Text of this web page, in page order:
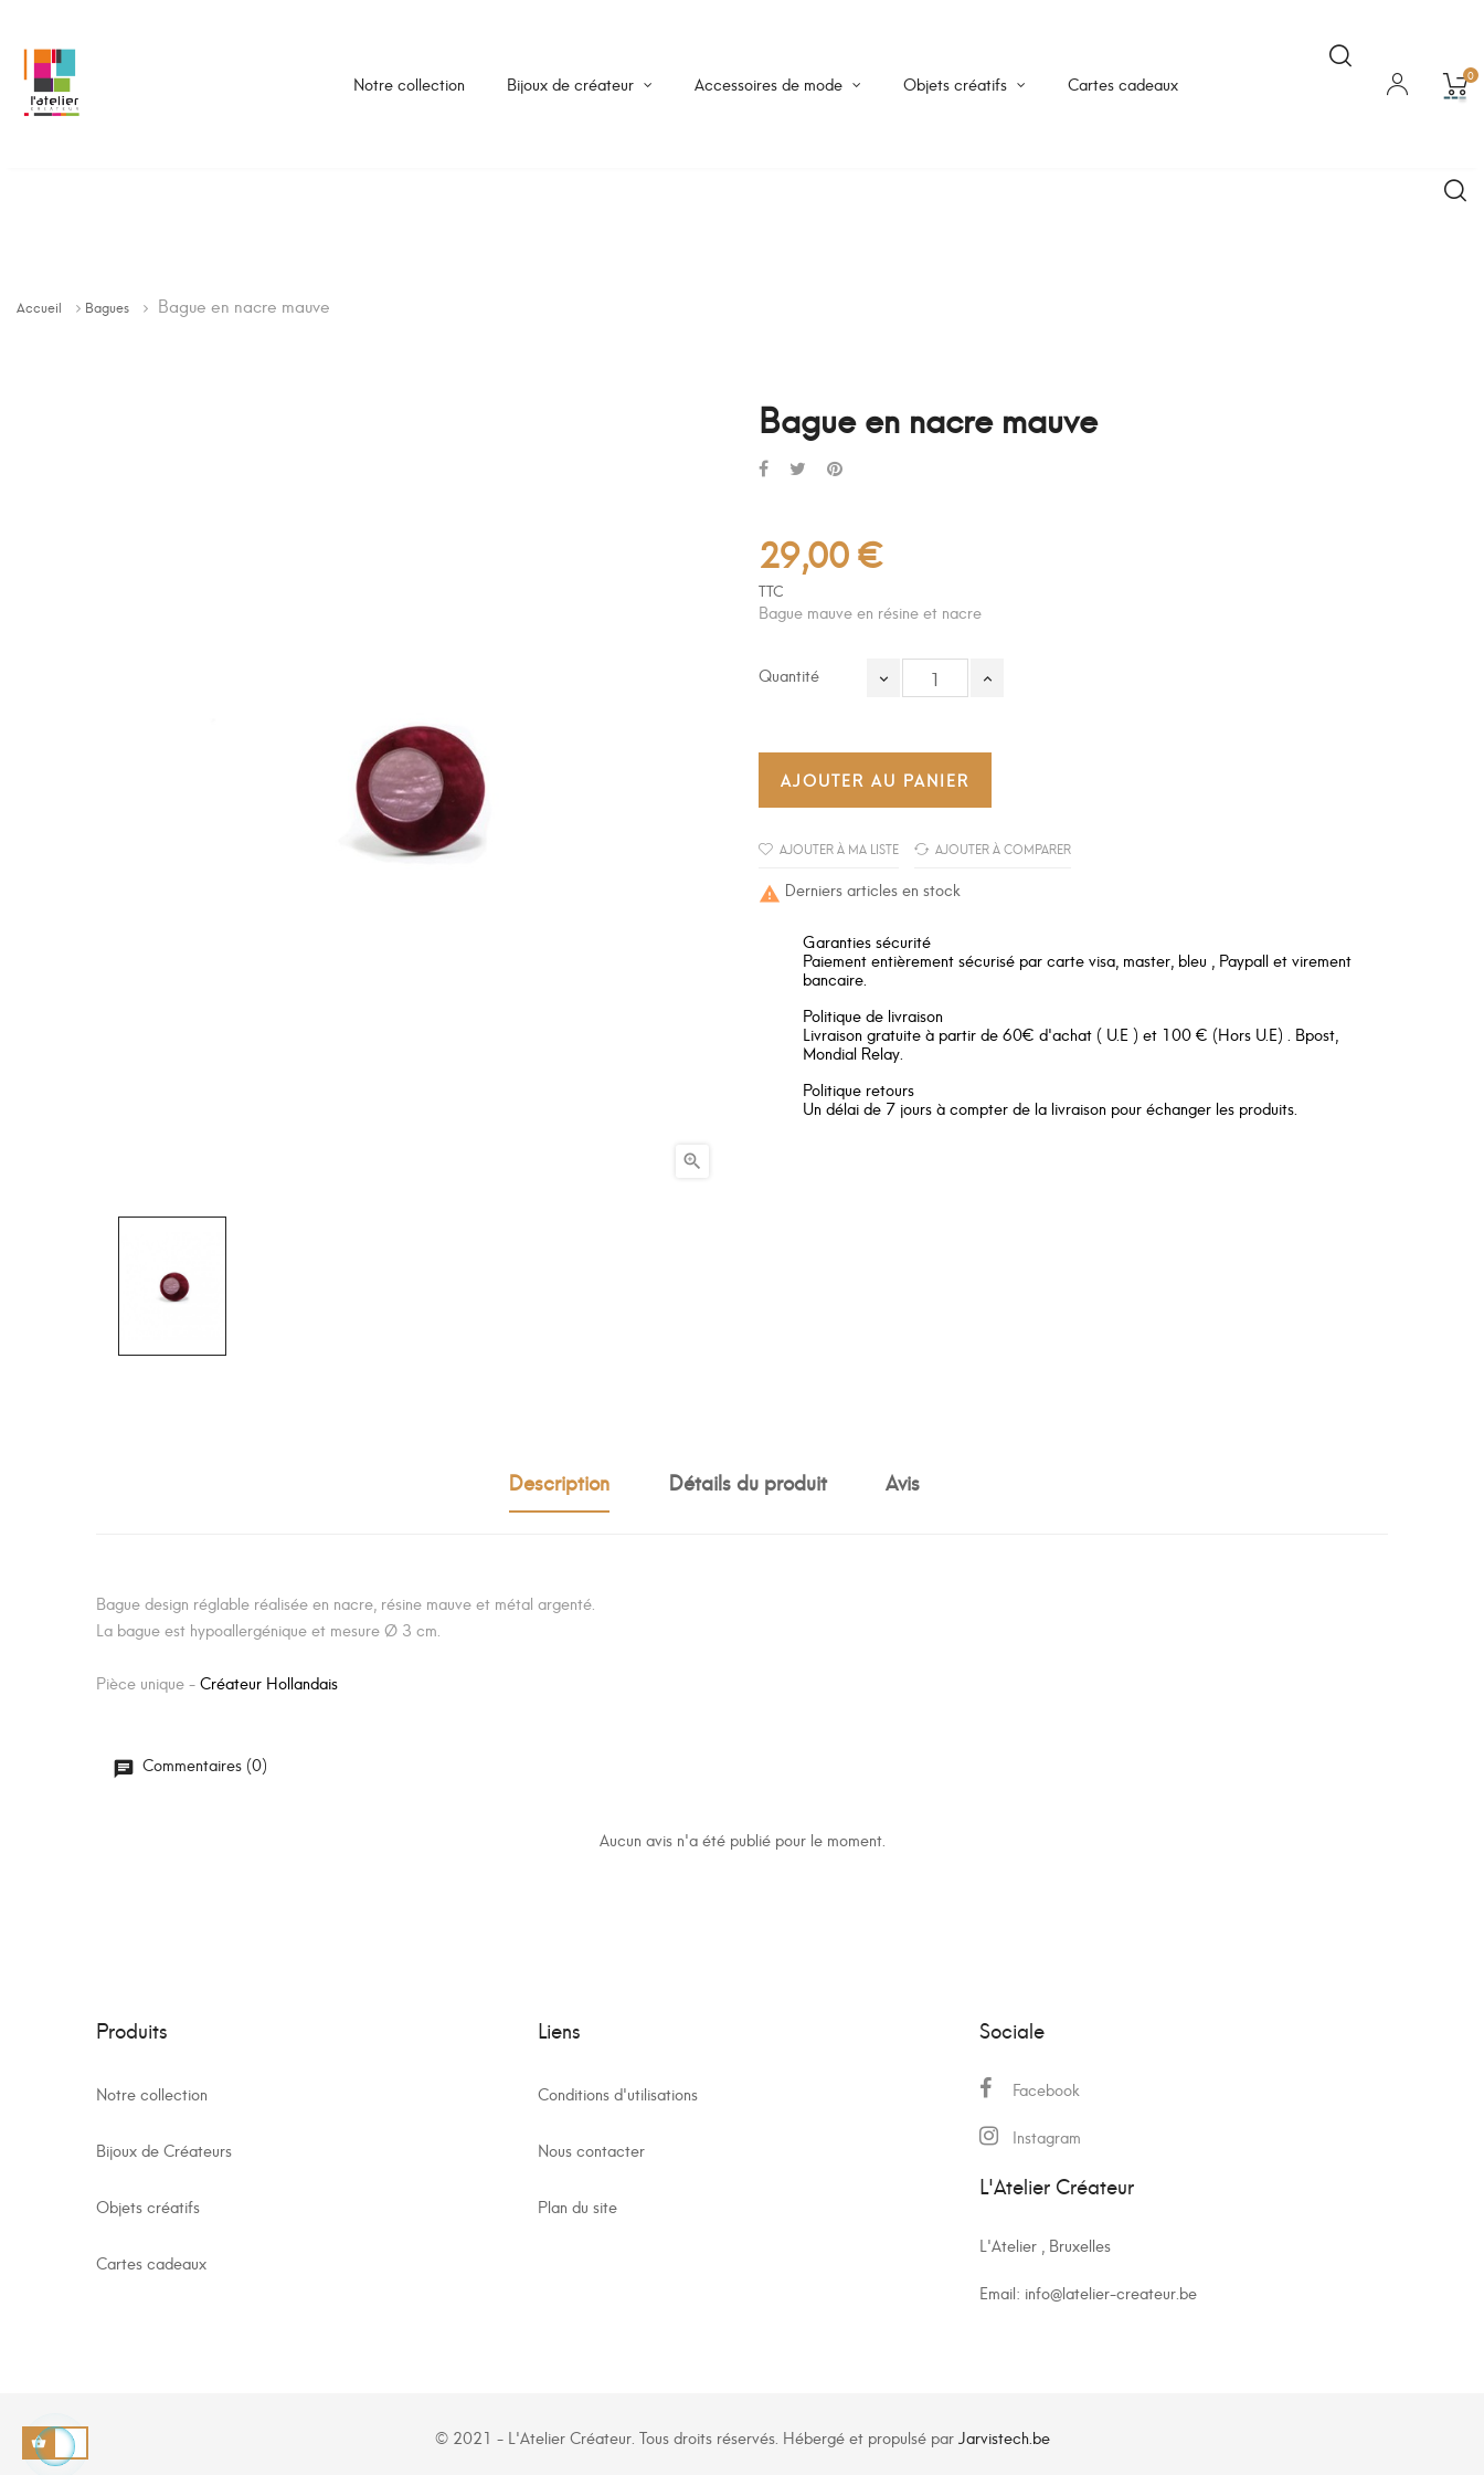
Notre collection Bijoux de créateur Accessoires de mode Objets créatifs Cartes cadeaux 0
Accueil Bagues Bague en nacre mauve

Bague en nacre mauve
29,00 €
TTC
Bague mauve en résine et nacre
Quantité
AJOUTER AU PANIER
AJOUTER À MA LISTE AJOUTER À COMPARER
 Derniers articles en stock
Garanties sécurité
Paiement entièrement sécurisé par carte visa, master, bleu , Paypall et virement
bancaire.
Politique de livraison
Livraison gratuite à partir de 60€ d'achat ( U.E ) et 100 € (Hors U.E) . Bpost,
Mondial Relay.
Politique retours
Un délai de 7 jours à compter de la livraison pour échanger les produits.
Description Détails du produit Avis
Bague design réglable réalisée en nacre, résine mauve et métal argenté.
La bague est hypoallergénique et mesure Ø 3 cm.
Pièce unique -Créateur Hollandais
Commentaires (0)
Aucun avis n'a été publié pour le moment.
Produits
Notre collection
Bijoux de Créateurs
Objets créatifs
Cartes cadeaux
Liens
Conditions d'utilisations
Nous contacter
Plan du site
Sociale
Facebook
Instagram
L'Atelier Créateur
L'Atelier , Bruxelles
Email: info@latelier-createur.be
© 2021 - L'Atelier Créateur. Tous droits réservés. Hébergé et propulsé parJarvistech.be